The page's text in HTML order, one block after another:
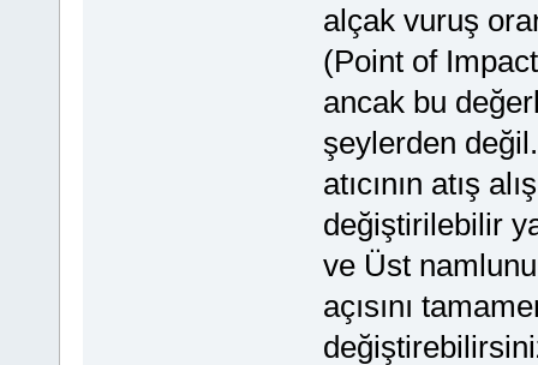
alçak vuruş
(Point of
ancak bu
şeylerden
atıcının atış
değiştirilebilir
ve Üst
açısını